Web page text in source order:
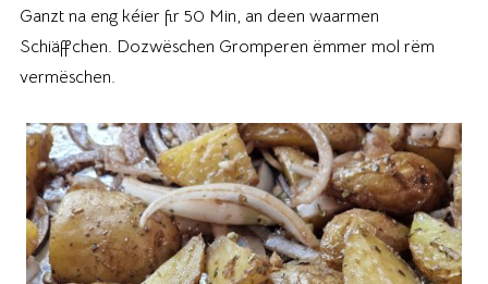
Ganzt na eng kéier fir 50 Min, an deen waarmen
Schiäffchen. Dozwëschen Gromperen ëmmer mol rëm
vermëschen.